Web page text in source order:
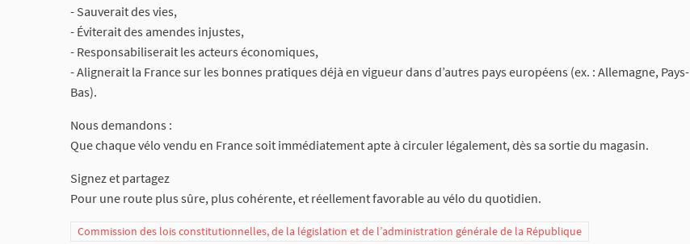
- Sauverait des vies,
- Éviterait des amendes injustes,
- Responsabiliserait les acteurs économiques,
- Alignerait la France sur les bonnes pratiques déjà en vigueur dans d’autres pays européens (ex. : Allemagne, Pays-
Bas).
Nous demandons :
Que chaque vélo vendu en France soit immédiatement apte à circuler légalement, dès sa sortie du magasin.
Signez et partagez
Pour une route plus sûre, plus cohérente, et réellement favorable au vélo du quotidien.
Commission des lois constitutionnelles, de la législation et de l’administration générale de la République